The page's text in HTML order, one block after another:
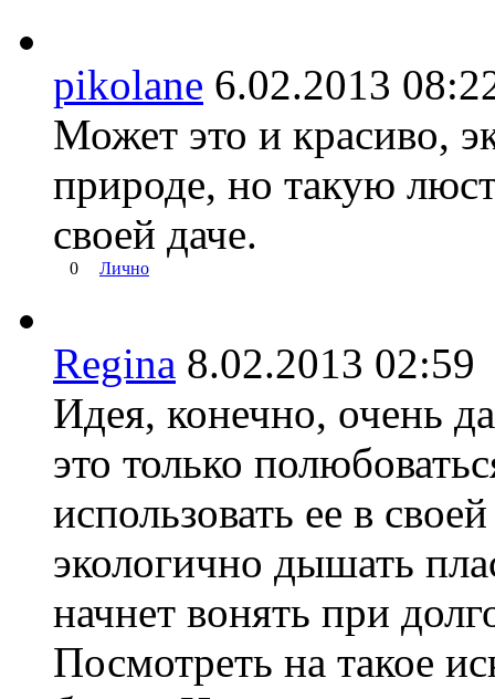
pikolane 6.02.2013
Может это и красиво,
природе, но такую
своей даче.
0 Лично
Regina 8.02.2013
Идея, конечно, очень
это только
использовать ее в
экологично дышать
начнет вонять при
Посмотреть на такое